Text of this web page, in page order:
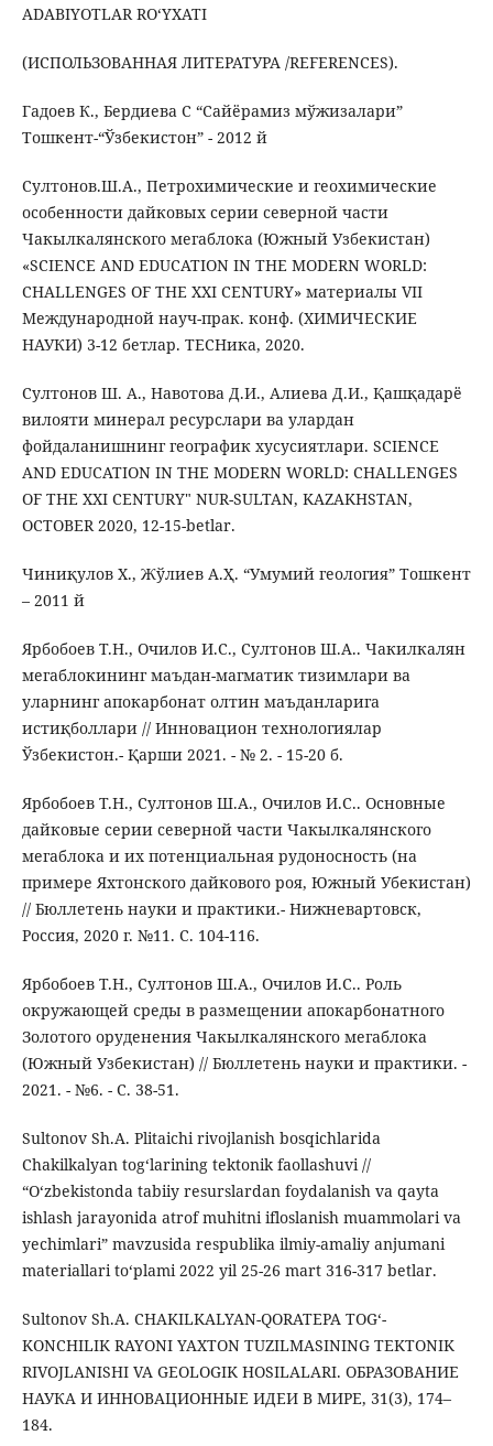
ADABIYOTLAR RO‘YXATI
(ИСПОЛЬЗОВАННАЯ ЛИТЕРАТУРА /REFERENCES).
Гадоев К., Бердиева С “Сайёрамиз мўжизалари”
Тошкент-“Ўзбекистон” - 2012 й
Султонов.Ш.А., Петрохимические и геохимические
особенности дайковых серии северной части
Чакылкалянского мегаблока (Южный Узбекистан)
«SCIENCE AND EDUCATION IN THE MODERN WORLD:
CHALLENGES OF THE XXI CENTURY» материалы VII
Международной науч-прак. конф. (ХИМИЧЕСКИЕ
НАУКИ) 3-12 бетлар. TECHика, 2020.
Султонов Ш. А., Навотова Д.И., Алиева Д.И., Қашқадарё
вилояти минерал ресурслари ва улардан
фойдаланишнинг географик хусусиятлари. SCIENCE
AND EDUCATION IN THE MODERN WORLD: CHALLENGES
OF THE XXI CENTURY" NUR-SULTAN, KAZAKHSTAN,
OCTOBER 2020, 12-15-betlar.
Чиниқулов Х., Жўлиев А.Ҳ. “Умумий геология” Тошкент
– 2011 й
Ярбобоев Т.Н., Очилов И.С., Султонов Ш.А.. Чакилкалян
мегаблокининг маъдан-магматик тизимлари ва
уларнинг апокарбонат олтин маъданларига
истиқболлари // Инновацион технологиялар
Ўзбекистон.- Қарши 2021. - № 2. - 15-20 б.
Ярбобоев Т.Н., Султонов Ш.А., Очилов И.С.. Основные
дайковые серии северной части Чакылкалянского
мегаблока и их потенциальная рудоносность (на
примере Яхтонского дайкового роя, Южный Убекистан)
// Бюллетень науки и практики.- Нижневартовск,
Россия, 2020 г. №11. С. 104-116.
Ярбобоев Т.Н., Султонов Ш.А., Очилов И.С.. Роль
окружающей среды в размещении апокарбонатного
Золотого оруденения Чакылкалянского мегаблока
(Южный Узбекистан) // Бюллетень науки и практики. -
2021. - №6. - С. 38-51.
Sultonov Sh.A. Plitaichi rivojlanish bosqichlarida
Chakilkalyan tog‘larining tektonik faollashuvi //
“O‘zbekistonda tabiiy resurslardan foydalanish va qayta
ishlash jarayonida atrof muhitni ifloslanish muammolari va
yechimlari” mavzusida respublika ilmiy-amaliy anjumani
materiallari to‘plami 2022 yil 25-26 mart 316-317 betlar.
Sultonov Sh.A. CHAKILKALYAN-QORATEPA TOG‘-
KONCHILIK RAYONI YAXTON TUZILMASINING TEKTONIK
RIVOJLANISHI VA GEOLOGIK HOSILALARI. ОБРАЗОВАНИЕ
НАУКА И ИННОВАЦИОННЫЕ ИДЕИ В МИРЕ, 31(3), 174–
184.